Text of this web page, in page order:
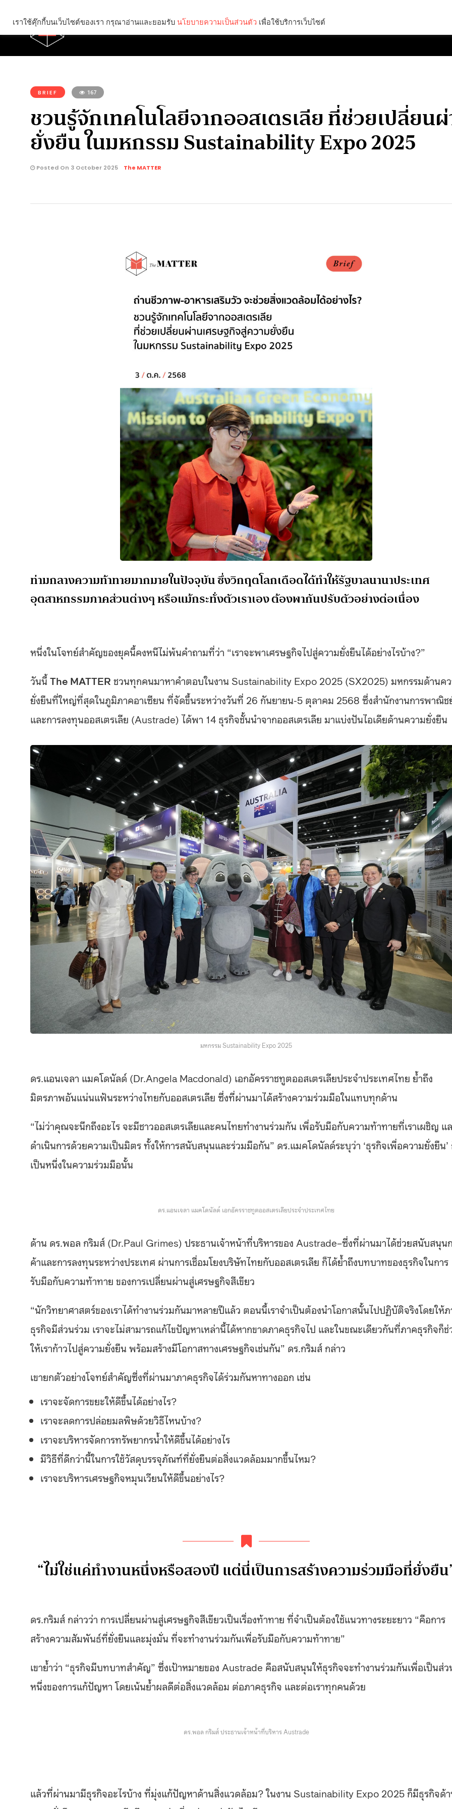
BRIEF 167
ชวนรู้จักเทคโนโลยีจากออสเตรเลีย ที่ช่วยเปลี่ยน
ยั่งยืน ในมหกรรม Sustainability Expo 2025
Posted On 3 October 2025 The MATTER
ท่ามกลางความท้าทายมากมายในปัจจุบัน ซึ่งวิกฤตโลกเดือดได้ทำให้รัฐบาลนานาประเทศ
อุตสาหกรรมภาคส่วนต่างๆ หรือแม้กระทั่งตัวเราเอง ต้องพากันปรับตัวอย่างต่อเนื่อง
หนึ่งในโจทย์สำคัญของยุคนี้คงหนีไม่พ้นคำถามที่ว่า “เราจะพาเศรษฐกิจไปสู่ความยั่งยืนได้อย่างไรบ้าง?”
วันนี้The MATTER ชวนทุกคนมาหาคำตอบในงาน Sustainability Expo 2025 (SX2025) มหกรรมด้านค
ยั่งยืนที่ใหญ่ที่สุดในภูมิภาคอาเซียน ที่จัดขึ้นระหว่างวันที่ 26 กันยายน-5 ตุลาคม 2568 ซึ่งสำนักงานการพาณิช
และการลงทุนออสเตรเลีย (Austrade) ได้พา 14 ธุรกิจชั้นนำจากออสเตรเลีย มาแบ่งปันไอเดียด้านความยั่งยืน
มหกรรม Sustainability Expo 2025
ดร.แอนเจลา แมคโดนัลด์ (Dr.Angela Macdonald) เอกอัครราชทูตออสเตรเลียประจำประเทศไทย ย้ำถึง
มิตรภาพอันแน่นแฟ้นระหว่างไทยกับออสเตรเลีย ซึ่งที่ผ่านมาได้สร้างความร่วมมือในแทบทุกด้าน
“ไม่ว่าคุณจะนึกถึงอะไร จะมีชาวออสเตรเลียและคนไทยทำงานร่วมกัน เพื่อรับมือกับความท้าทายที่เราเผชิญ แ
ดำเนินการด้วยความเป็นมิตร ทั้งให้การสนับสนุนและร่วมมือกัน” ดร.แมคโดนัลด์ระบุว่า ‘ธุรกิจเพื่อความยั่งยืน’
เป็นหนึ่งในความร่วมมือนั้น
ดร.แอนเจลา แมคโดนัลด์ เอกอัครราชทูตออสเตรเลียประจำประเทศไทย
ด้าน ดร.พอล กริมส์ (Dr.Paul Grimes) ประธานเจ้าหน้าที่บริหารของ Austrade–ซึ่งที่ผ่านมาได้ช่วยสนับสนุน
ค้าและการลงทุนระหว่างประเทศ ผ่านการเชื่อมโยงบริษัทไทยกับออสเตรเลีย ก็ได้ย้ำถึงบทบาทของธุรกิจในการ
รับมือกับความท้าทาย ของการเปลี่ยนผ่านสู่เศรษฐกิจสีเขียว
“นักวิทยาศาสตร์ของเราได้ทำงานร่วมกันมาหลายปีแล้ว ตอนนี้เราจำเป็นต้องนำโอกาสนั้นไปปฏิบัติจริงโดยให้
ธุรกิจมีส่วนร่วม เราจะไม่สามารถแก้ไขปัญหาเหล่านี้ได้หากขาดภาคธุรกิจไป และในขณะเดียวกันที่ภาคธุรกิจก็ช่
ให้เราก้าวไปสู่ความยั่งยืน พร้อมสร้างมีโอกาสทางเศรษฐกิจเช่นกัน” ดร.กริมส์ กล่าว
เขายกตัวอย่างโจทย์สำคัญซึ่งที่ผ่านมาภาคธุรกิจได้ร่วมกันหาทางออก เช่น
เราจะจัดการขยะให้ดีขึ้นได้อย่างไร?
เราจะลดการปล่อยมลพิษด้วยวิธีไหนบ้าง?
เราจะบริหารจัดการทรัพยากรน้ำให้ดีขึ้นได้อย่างไร
มีวิธีที่ดีกว่านี้ในการใช้วัสดุบรรจุภัณฑ์ที่ยั่งยืนต่อสิ่งแวดล้อมมากขึ้นไหม?
เราจะบริหารเศรษฐกิจหมุนเวียนให้ดีขึ้นอย่างไร?
“ไม่ใช่แค่ทำงานหนึ่งหรือสองปี แต่นี่เป็นการสร้างความร่วมมือที่ยั่งยืน
ดร.กริมส์ กล่าวว่า การเปลี่ยนผ่านสู่เศรษฐกิจสีเขียวเป็นเรื่องท้าทาย ที่จำเป็นต้องใช้แนวทางระยะยาว “คือการ
สร้างความสัมพันธ์ที่ยั่งยืนและมุ่งมั่น ที่จะทำงานร่วมกันเพื่อรับมือกับความท้าทาย”
เขาย้ำว่า “ธุรกิจมีบทบาทสำคัญ” ซึ่งเป้าหมายของ Austrade คือสนับสนุนให้ธุรกิจจะทำงานร่วมกันเพื่อเป็นส่
หนึ่งของการแก้ปัญหา โดยเน้นย้ำผลดีต่อสิ่งแวดล้อม ต่อภาคธุรกิจ และต่อเราทุกคนด้วย
ดร.พอล กริมส์ ประธานเจ้าหน้าที่บริหาร Austrade
แล้วที่ผ่านมามีธุรกิจอะไรบ้าง ที่มุ่งแก้ปัญหาด้านสิ่งแวดล้อม? ในงาน Sustainability Expo 2025 ก็มีธุรกิจด้
เราใช้คุ๊กกี้บนเว็บไซต์ของเรา กรุณาอ่านและยอมรับ นโยบายความเป็นส่วนตัว เพื่อใช้บริการเว็บไซต์